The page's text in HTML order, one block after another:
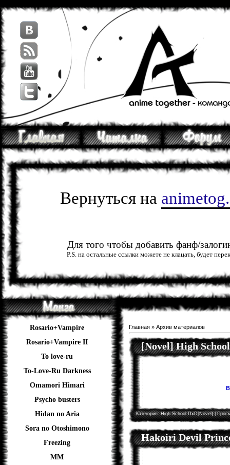
Вернуться на
Для того чтобы добавить фанф/
P.S. на остальные ссылки можете не клацать, будет
Rosario+Vampire
Rosario+Vampire II
To love-ru
To-Love-Ru Darkness
Omamori Himari
Psycho busters
Hidan no Aria
Sora no Otoshimono
Freezing
ММ
Главная » Архив материалов
[Novel] High
Категория:High School DxD[Novel]|
Hakoiri Devil